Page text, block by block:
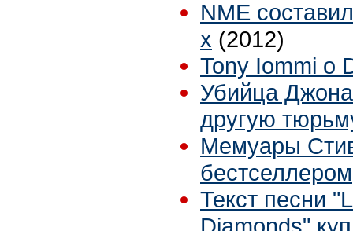
NME
х (2012)
Tony Iommi о
Убийца
другую
Мемуары
бестселлером
Текст песни